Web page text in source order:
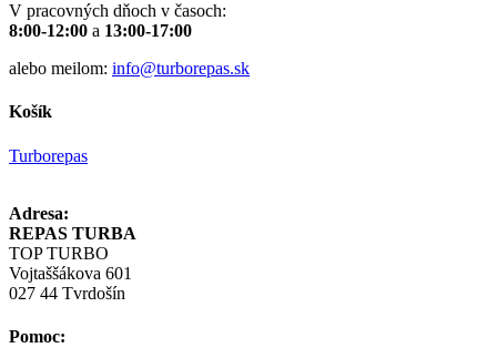
V pracovných dňoch v časoch:
8:00-12:00 a 13:00-17:00
alebo meilom: info@turborepas.sk
Košík
Turborepas
Adresa:
REPAS TURBA
TOP TURBO
Vojtaššákova 601
027 44 Tvrdošín
Pomoc: